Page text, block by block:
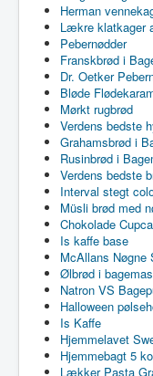
Herman
Lækre klatkager
Pebernødder
Franskbrød i
Dr. Oetker
Bløde
Mørkt rugbrød
Verdens bedste
Grahamsbrød i
Rusinbrød i
Verdens bedste
Interval stegt
Müsli brød med
Chokolade
Is kaffe base
McAllans Nøgne
Ølbrød i
Natron VS
Halloween
Is Kaffe
Hjemmelavet
Hjemmebagt 5
Lækker Pasta